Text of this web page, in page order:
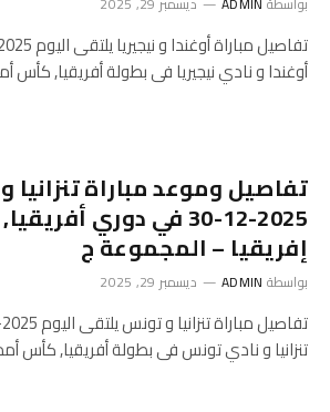
أوغندا و نادي نيجيريا فى بطولة أفريقيا, كأس
تفاصيل وموعد مباراة تنزانيا
2025-12-30 في دوري
إفريقيا – المجموعة ج
بواسطة ADMIN ديسمبر 29, 2025
تنزانيا و نادي تونس فى بطولة أفريقيا, كأس